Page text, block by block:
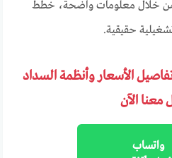
من خلال معلومات واضحة، خطط
حقيقية.
الأسعار وأنظمة السداد
معنا الآن
واتساب